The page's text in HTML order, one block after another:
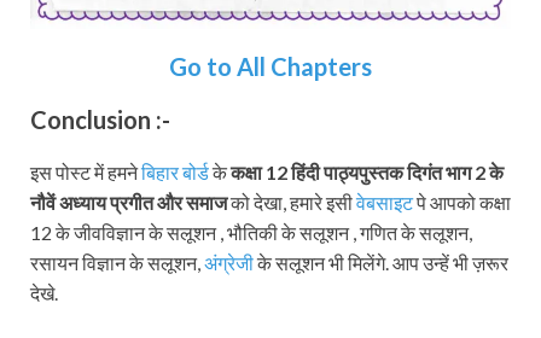
Go to All Chapters
Conclusion :-
इस पोस्ट में हमनेबिहार बोर्डकेकक्षा 12 हिंदी पाठ्यपुस्तक दिगंत भाग 2 के
नौवें अध्यायप्रगीत और समाजको देखा, हमारे इसीवेबसाइटपे आपको कक्षा
12 के जीवविज्ञान के सलूशन , भौतिकी के सलूशन , गणित के सलूशन,
रसायन विज्ञान के सलूशन,अंग्रेजीके सलूशन भी मिलेंगे. आप उन्हें भी ज़रूर
देखे.